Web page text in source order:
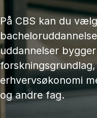
På CBS kan du
uddannelser
erhvervsøkonomi
og andre fag.